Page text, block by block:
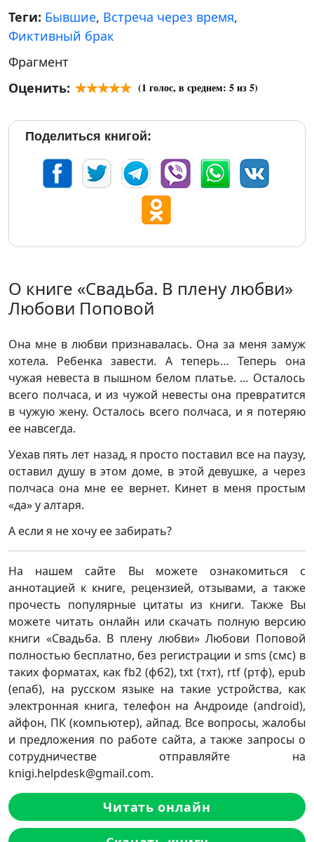
Теги: Бывшие, Встреча через время,
Фиктивный брак
Фрагмент
Оценить:
(1 голос, в среднем: 5из 5)
Поделиться книгой:
О книге «Свадьба. В плену любви»
Любови Поповой
Она мне в любви признавалась. Она за меня замуж
хотела. Ребенка завести. А теперь… Теперь она
чужая невеста в пышном белом платье. … Осталось
всего полчаса, и из чужой невесты она превратится
в чужую жену. Осталось всего полчаса, и я потеряю
ее навсегда.
Уехав пять лет назад, я просто поставил все на паузу,
оставил душу в этом доме, в этой девушке, а через
полчаса она мне ее вернет. Кинет в меня простым
«да» у алтаря.
А если я не хочу ее забирать?
На нашем сайте Вы можете ознакомиться с
аннотацией к книге, рецензией, отзывами, а также
прочесть популярные цитаты из книги. Также Вы
можете читать онлайн или скачать полную версию
книги «Свадьба. В плену любви» Любови Поповой
полностью бесплатно, без регистрации и sms (смс) в
таких форматах, как fb2 (фб2), txt (тхт), rtf (ртф), epub
(епаб), на русском языке на такие устройства, как
электронная книга, телефон на Андроиде (android),
айфон, ПК (компьютер), айпад. Все вопросы, жалобы
и предложения по работе сайта, а также запросы о
сотрудничестве отправляйте на
knigi.helpdesk@gmail.com.
Читать онлайн